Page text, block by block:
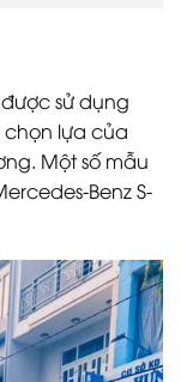
sử dụng
chọn lựa của
Một số mẫu
Benz S-